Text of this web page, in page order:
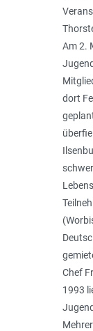
Am 2.
dort
Chef
1993